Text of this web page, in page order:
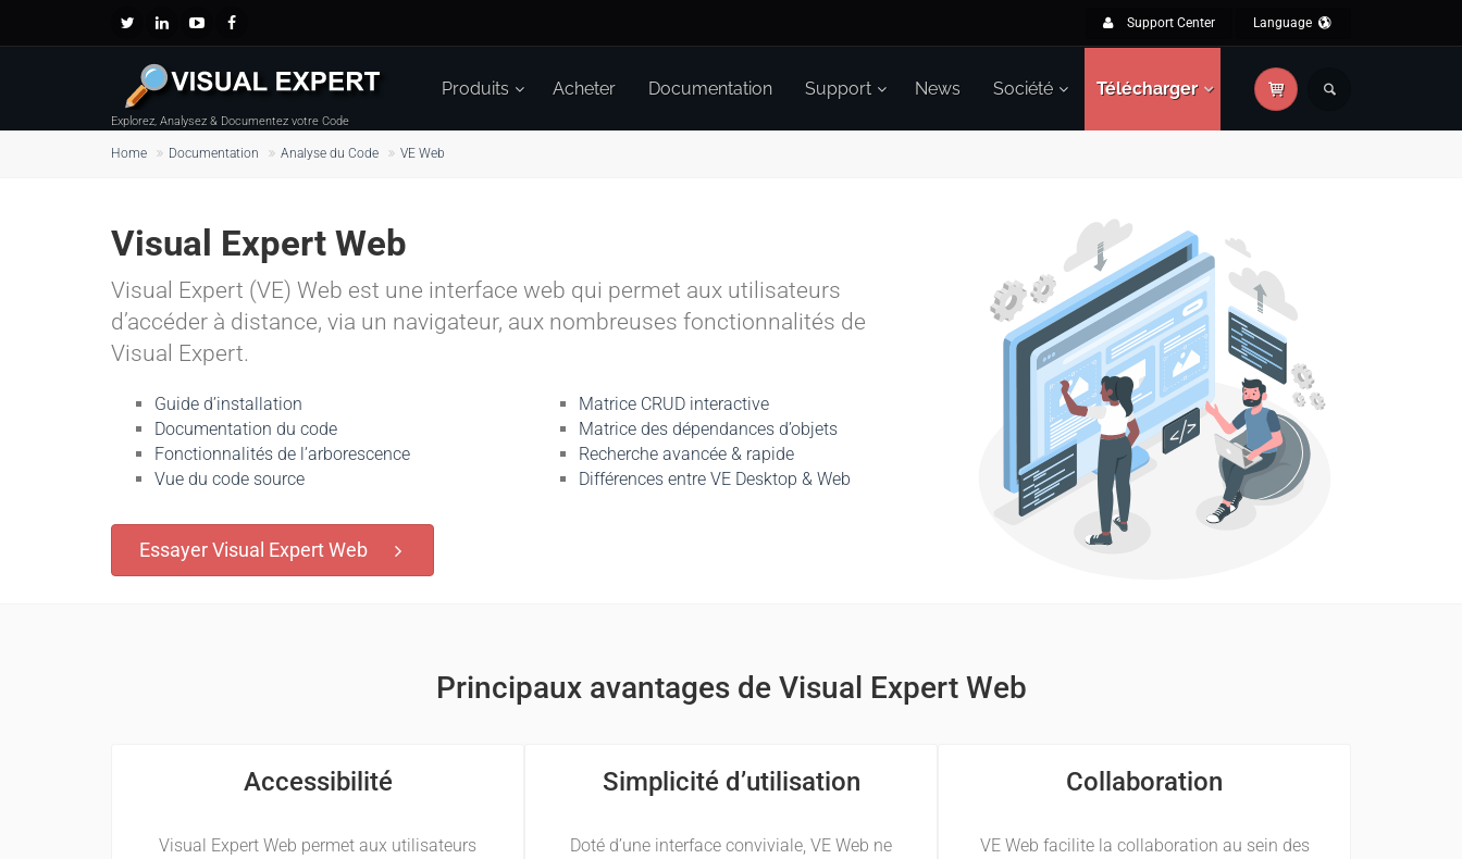
Support Center Language
Explorez, Analysez & Documentez votre Code
Produits Acheter Documentation Support News Société Télécharger
Home Documentation Analyse du Code VE Web
Visual Expert Web
Visual Expert (VE) Web est une interface web qui permet aux utilisateurs
d’accéder à distance, via un navigateur, aux nombreuses fonctionnalités de
Visual Expert.
Guide d’installation
Documentation du code
Fonctionnalités de l’arborescence
Vue du code source
Matrice CRUD interactive
Matrice des dépendances d’objets
Recherche avancée & rapide
Différences entre VE Desktop & Web
Essayer Visual Expert Web
Principaux avantages de Visual Expert Web
Accessibilité
Visual Expert Web permet aux utilisateurs
Simplicité d’utilisation
Doté d’une interface conviviale, VE Web ne
Collaboration
VE Web facilite la collaboration au sein des